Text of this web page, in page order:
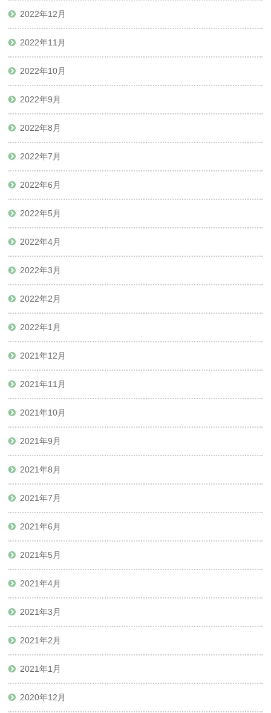
2022年12月
2022年11月
2022年10月
2022年9月
2022年8月
2022年7月
2022年6月
2022年5月
2022年4月
2022年3月
2022年2月
2022年1月
2021年12月
2021年11月
2021年10月
2021年9月
2021年8月
2021年7月
2021年6月
2021年5月
2021年4月
2021年3月
2021年2月
2021年1月
2020年12月